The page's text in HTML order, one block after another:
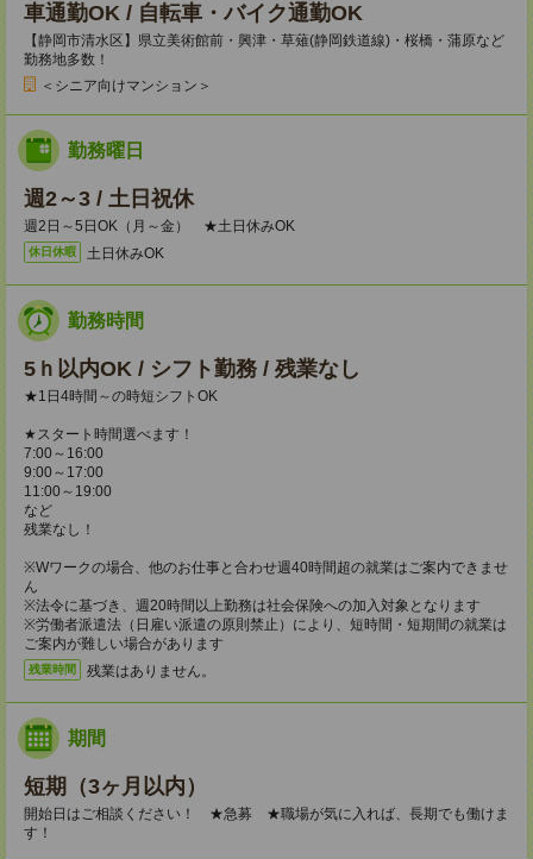
車通勤OK / 自転車・バイク通勤OK
【静岡市清水区】県立美術館前・興津・草薙(静岡鉄道線)・桜橋・蒲原など
勤務地多数！
＜シニア向けマンション＞
勤務曜日
週2～3 / 土日祝休
週2日～5日OK（月～金） ★土日休みOK
休日休暇 土日休みOK
勤務時間
5ｈ以内OK / シフト勤務 / 残業なし
★1日4時間～の時短シフトOK
★スタート時間選べます！
7:00～16:00
9:00～17:00
11:00～19:00
など
残業なし！
※Wワークの場合、他のお仕事と合わせ週40時間超の就業はご案内できませ
ん
※法令に基づき、週20時間以上勤務は社会保険への加入対象となります
※労働者派遣法（日雇い派遣の原則禁止）により、短時間・短期間の就業は
ご案内が難しい場合があります
残業時間 残業はありません。
期間
短期（3ヶ月以内）
開始日はご相談ください！ ★急募 ★職場が気に入れば、長期でも働けま
す！